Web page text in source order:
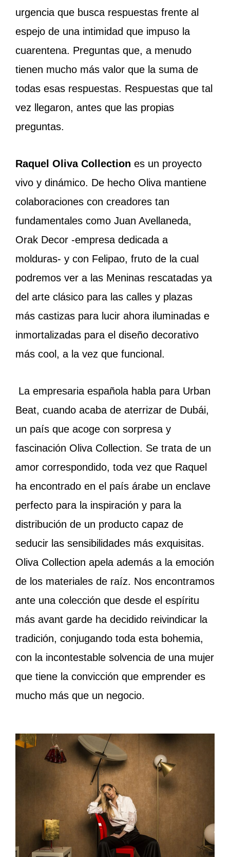
urgencia que busca respuestas frente al
espejo de una intimidad que impuso la
cuarentena. Preguntas que, a menudo
tienen mucho más valor que la suma de
todas esas respuestas. Respuestas que tal
vez llegaron, antes que las propias
preguntas.
Raquel Oliva Collection es un proyecto
vivo y dinámico. De hecho Oliva mantiene
colaboraciones con creadores tan
fundamentales como Juan Avellaneda,
Orak Decor -empresa dedicada a
molduras- y con Felipao, fruto de la cual
podremos ver a las Meninas rescatadas ya
del arte clásico para las calles y plazas
más castizas para lucir ahora iluminadas e
inmortalizadas para el diseño decorativo
más cool, a la vez que funcional.
La empresaria española habla para Urban
Beat, cuando acaba de aterrizar de Dubái,
un país que acoge con sorpresa y
fascinación Oliva Collection. Se trata de un
amor correspondido, toda vez que Raquel
ha encontrado en el país árabe un enclave
perfecto para la inspiración y para la
distribución de un producto capaz de
seducir las sensibilidades más exquisitas.
Oliva Collection apela además a la emoción
de los materiales de raíz. Nos encontramos
ante una colección que desde el espíritu
más avant garde ha decidido reivindicar la
tradición, conjugando toda esta bohemia,
con la incontestable solvencia de una mujer
que tiene la convicción que emprender es
mucho más que un negocio.